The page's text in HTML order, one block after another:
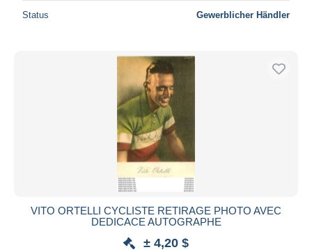
Status Gewerblicher Händler
VITO ORTELLI CYCLISTE RETIRAGE PHOTO AVEC
DEDICACE AUTOGRAPHE
± 4,20 $